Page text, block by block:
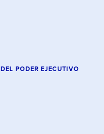
PODER EJECUTIVO